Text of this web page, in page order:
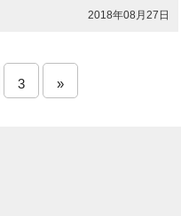
2018年08月27日
3 »